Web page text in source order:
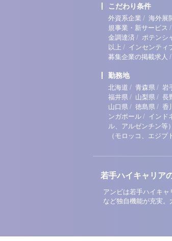
こだわり条件
外資系企業 / 海外展
規事業・新サービス /
金調達済 / ポテンシ
以上 / インセンティ
募集企業の掲載求人 /
勤務地
北海道 / 青森県 / 岩
福井県 / 山梨県 / 長
山口県 / 徳島県 / 香
ンガポール / インド
ル、アルゼンチン等）
（モロッコ、エジプ
若手ハイキャリア
アンビは若手ハイキ
など独自機能が充実。